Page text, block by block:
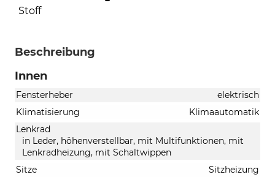
Stoff
Beschreibung
Innen
Fensterheber
elektrisch
Klimatisierung
Klimaautomatik
Lenkrad
in Leder, höhenverstellbar, mit Multifunktionen, mit
Lenkradheizung, mit Schaltwippen
Sitze
Sitzheizung